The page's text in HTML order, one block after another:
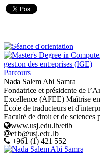
Parcours
Nada Salem Abi Samra
Fondatrice et présidente de
Excellence (AFEE) Maîtrise
École de traducteurs et
Faculté de droit et de sciences
www.usj.edu.lb/etib
etib@usj.edu.lb
+961 (1) 421 552